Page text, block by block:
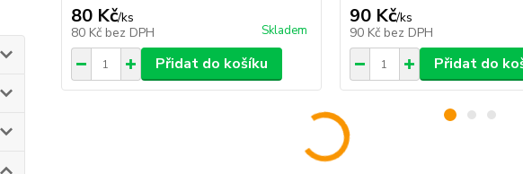
80 Kč/ks
80 Kč bez DPH Skladem
Přidat do košíku
90 Kč/ks
90 Kč bez DPH
Přidat do